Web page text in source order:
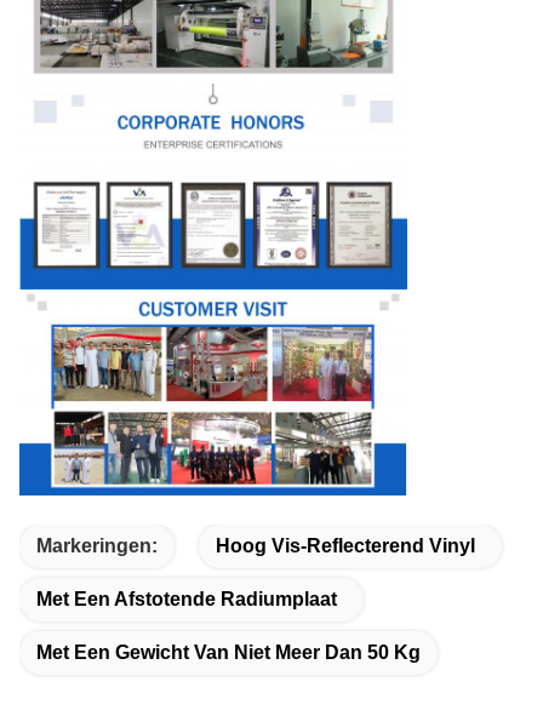
Markeringen: Hoog Vis-Reflecterend Vinyl
Met Een Afstotende Radiumplaat
Met Een Gewicht Van Niet Meer Dan 50 Kg